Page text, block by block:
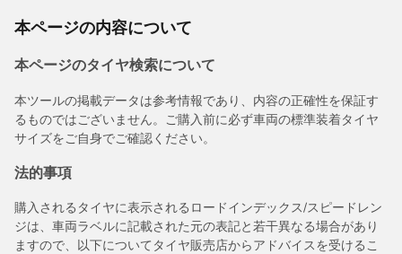
本ページの内容について
本ページのタイヤ検索について
本ツールの掲載データは参考情報であり、内容の正確性を保証す
るものではございません。ご購入前に必ず車両の標準装着タイヤ
サイズをご自身でご確認ください。
法的事項
購入されるタイヤに表示されるロードインデックス/スピードレン
ジは、車両ラベルに記載された元の表記と若干異なる場合があり
ますので、以下についてタイヤ販売店からアドバイスを受けるこ